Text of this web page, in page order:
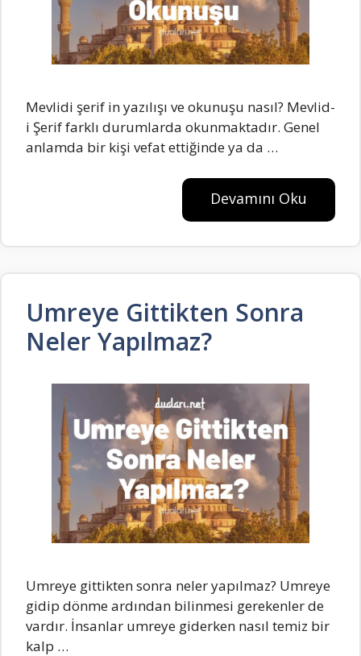
Mevlidi şerif in yazılışı ve okunuşu nasıl? Mevlid-
i Şerif farklı durumlarda okunmaktadır. Genel
anlamda bir kişi vefat ettiğinde ya da …
Devamını Oku
Umreye Gittikten Sonra
Neler Yapılmaz?
Umreye gittikten sonra neler yapılmaz? Umreye
gidip dönme ardından bilinmesi gerekenler de
vardır. İnsanlar umreye giderken nasıl temiz bir
kalp …